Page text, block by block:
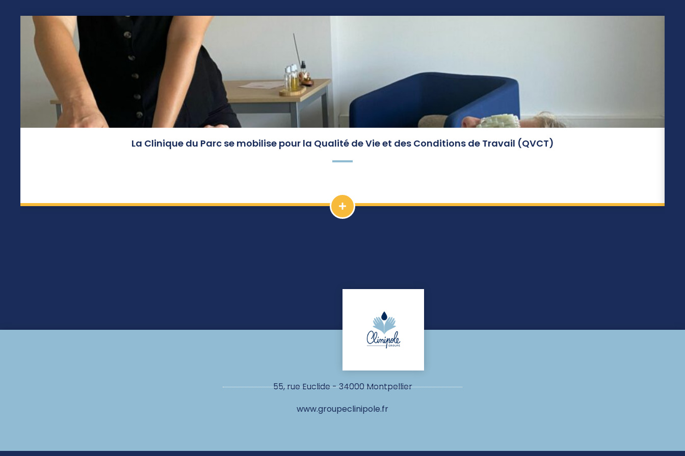
La Clinique du Parc se mobilise pour la Qualité de Vie et des Conditions de Travail (QVCT)
55, rue Euclide - 34000 Montpellier
www.groupeclinipole.fr